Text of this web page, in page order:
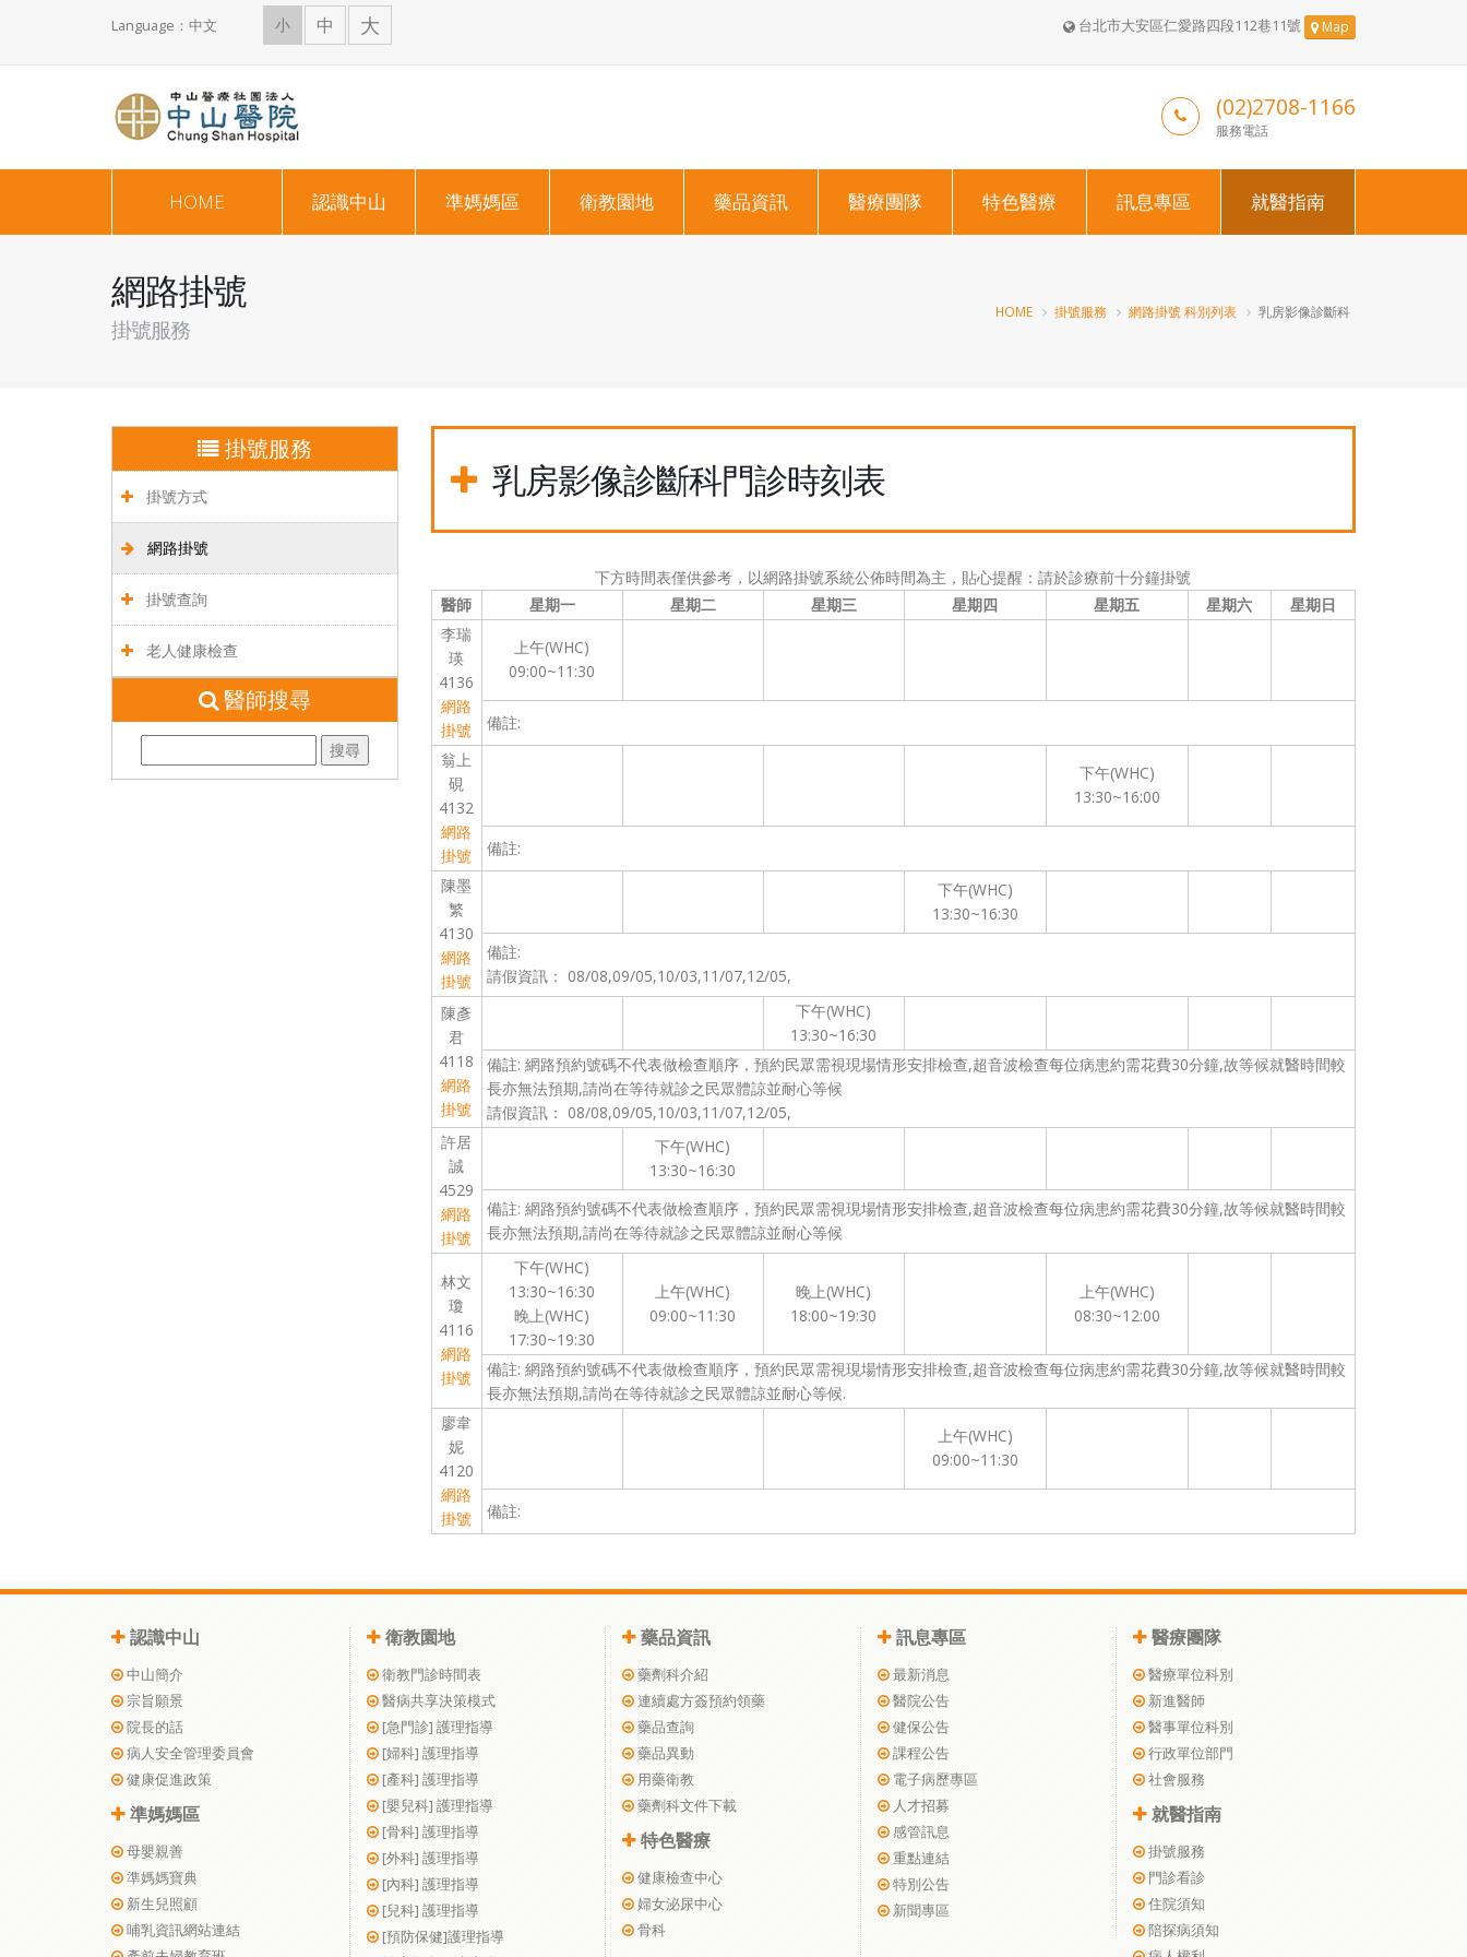
Language：中文 小 中 大 台北市大安區仁愛路四段112巷11號 Map
(02)2708-1166
服務電話
HOME 認識中山 準媽媽區 衛教園地 藥品資訊 醫療團隊 特色醫療 訊息專區 就醫指南
網路掛號
掛號服務
HOME 掛號服務 網路掛號 科別列表 乳房影像診斷科
掛號服務
掛號方式
網路掛號
掛號查詢
老人健康檢查
醫師搜尋
乳房影像診斷科門診時刻表
下方時間表僅供參考，以網路掛號系統公佈時間為主，貼心提醒：請於診療前十分鐘掛號
醫師
星期一 星期二 星期三 星期四 星期五 星期六
星期日
李瑞
瑛
4136
網路
掛號
上午(WHC)
09:00~11:30
備註:
翁上
硯
4132
網路
掛號
下午(WHC)
13:30~16:00
備註:
陳墨
繁
4130
網路
掛號
下午(WHC)
13:30~16:30
備註:
請假資訊： 08/08,09/05,10/03,11/07,12/05,
陳彥
君
4118
網路
掛號
下午(WHC)
13:30~16:30
備註: 網路預約號碼不代表做檢查順序，預約民眾需視現場情形安排檢查,超音波檢查每位病患約需花費30分鐘,故等候就醫時間較
長亦無法預期,請尚在等待就診之民眾體諒並耐心等候
請假資訊： 08/08,09/05,10/03,11/07,12/05,
許居
誠
4529
網路
掛號
下午(WHC)
13:30~16:30
備註: 網路預約號碼不代表做檢查順序，預約民眾需視現場情形安排檢查,超音波檢查每位病患約需花費30分鐘,故等候就醫時間較
長亦無法預期,請尚在等待就診之民眾體諒並耐心等候
林文
瓊
4116
網路
掛號
下午(WHC)
13:30~16:30
晚上(WHC)
17:30~19:30
上午(WHC)
09:00~11:30
晚上(WHC)
18:00~19:30
上午(WHC)
08:30~12:00
備註: 網路預約號碼不代表做檢查順序，預約民眾需視現場情形安排檢查,超音波檢查每位病患約需花費30分鐘,故等候就醫時間較
長亦無法預期,請尚在等待就診之民眾體諒並耐心等候.
廖韋
妮
4120
網路
掛號
上午(WHC)
09:00~11:30
備註:
認識中山
中山簡介
宗旨願景
院長的話
病人安全管理委員會
健康促進政策
準媽媽區
母嬰親善
準媽媽寶典
新生兒照顧
哺乳資訊網站連結
衛教園地
衛教門診時間表
醫病共享決策模式
[急門診] 護理指導
[婦科] 護理指導
[產科] 護理指導
[嬰兒科] 護理指導
[骨科] 護理指導
[外科] 護理指導
[內科] 護理指導
[兒科] 護理指導
[預防保健]護理指導
藥品資訊
藥劑科介紹
連續處方簽預約領藥
藥品查詢
藥品異動
用藥衛教
藥劑科文件下載
特色醫療
健康檢查中心
婦女泌尿中心
骨科
訊息專區
最新消息
醫院公告
健保公告
課程公告
電子病歷專區
人才招募
感管訊息
重點連結
特別公告
新聞專區
醫療團隊
醫療單位科別
新進醫師
醫事單位科別
行政單位部門
社會服務
就醫指南
掛號服務
門診看診
住院須知
陪探病須知